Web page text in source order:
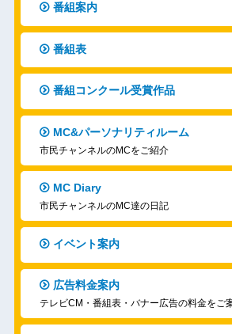
番組案内
番組表
番組コンクール受賞作品
MC&パーソナリティルーム
市民チャンネルのMCをご紹介
MC Diary
市民チャンネルのMC達の日記
イベント案内
広告料金案内
テレビCM・番組表・バナー広告の料金をご